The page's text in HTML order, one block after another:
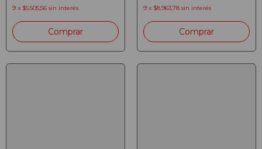
9 x $5.505,56 sin interés 9 x $8.963,78 sin interés